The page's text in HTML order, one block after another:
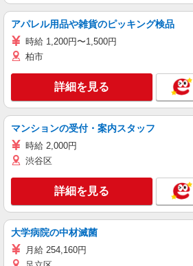
アパレル用品や雑貨のピッキング検品
時給 1,200円〜1,500円
柏市
詳細を見る
マンションの受付・案内スタッフ
時給 2,000円
渋谷区
詳細を見る
大学病院の中材滅菌
月給 254,160円